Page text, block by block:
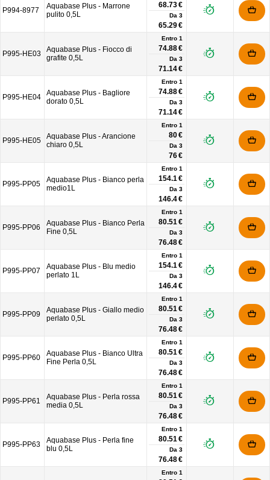
P994-8977
Aquabase Plus - Marrone
pulito 0,5L
68.73 €
Da 3
65.29 €
P995-HE03
Aquabase Plus - Fiocco di
grafite 0,5L
Entro 1
74.88 €
Da 3
71.14 €
P995-HE04
Aquabase Plus - Bagliore
dorato 0,5L
Entro 1
74.88 €
Da 3
71.14 €
P995-HE05
Aquabase Plus - Arancione
chiaro 0,5L
Entro 1
80 €
Da 3
76 €
P995-PP05
Aquabase Plus - Bianco perla
medio1L
Entro 1
154.1 €
Da 3
146.4 €
P995-PP06
Aquabase Plus - Bianco Perla
Fine 0,5L
Entro 1
80.51 €
Da 3
76.48 €
P995-PP07
Aquabase Plus - Blu medio
perlato 1L
Entro 1
154.1 €
Da 3
146.4 €
P995-PP09
Aquabase Plus - Giallo medio
perlato 0,5L
Entro 1
80.51 €
Da 3
76.48 €
P995-PP60
Aquabase Plus - Bianco Ultra
Fine Perla 0,5L
Entro 1
80.51 €
Da 3
76.48 €
P995-PP61
Aquabase Plus - Perla rossa
media 0,5L
Entro 1
80.51 €
Da 3
76.48 €
P995-PP63
Aquabase Plus - Perla fine
blu 0,5L
Entro 1
80.51 €
Da 3
76.48 €
Entro 1